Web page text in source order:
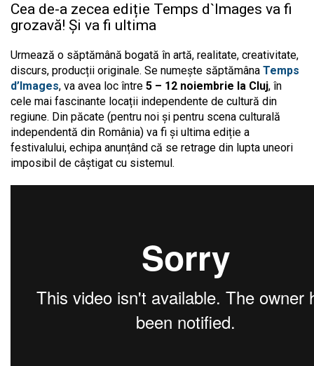
Cea de-a zecea ediție Temps d`Images va fi
grozavă! Și va fi ultima
Urmează o săptămână bogată în artă, realitate, creativitate,
discurs, producții originale. Se numește săptămâna Temps
d’Images, va avea loc între 5 – 12 noiembrie la Cluj, în
cele mai fascinante locații independente de cultură din
regiune. Din păcate (pentru noi și pentru scena culturală
independentă din România) va fi și ultima ediție a
festivalului, echipa anunțând că se retrage din lupta uneori
imposibil de câștigat cu sistemul.